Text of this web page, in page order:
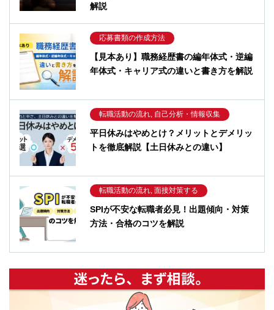
解説
応募書類の作成方法
【見本あり】職務経歴書の編年体式・逆編
年体式・キャリア式の違いと書き方を解説
転職活動の流れ, 自己分析・情報収集
平日休みはやめとけ？メリットとデメリッ
トを徹底解説【土日休みとの違い】
転職活動の流れ, 面接対策する
SPIが不安な転職者必見！出題傾向・対策
方法・合格のコツを解説